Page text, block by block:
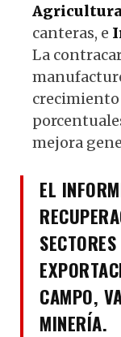
Agricultura
canteras, e
La
mejora
EL
CAMPO,
MINERÍA.